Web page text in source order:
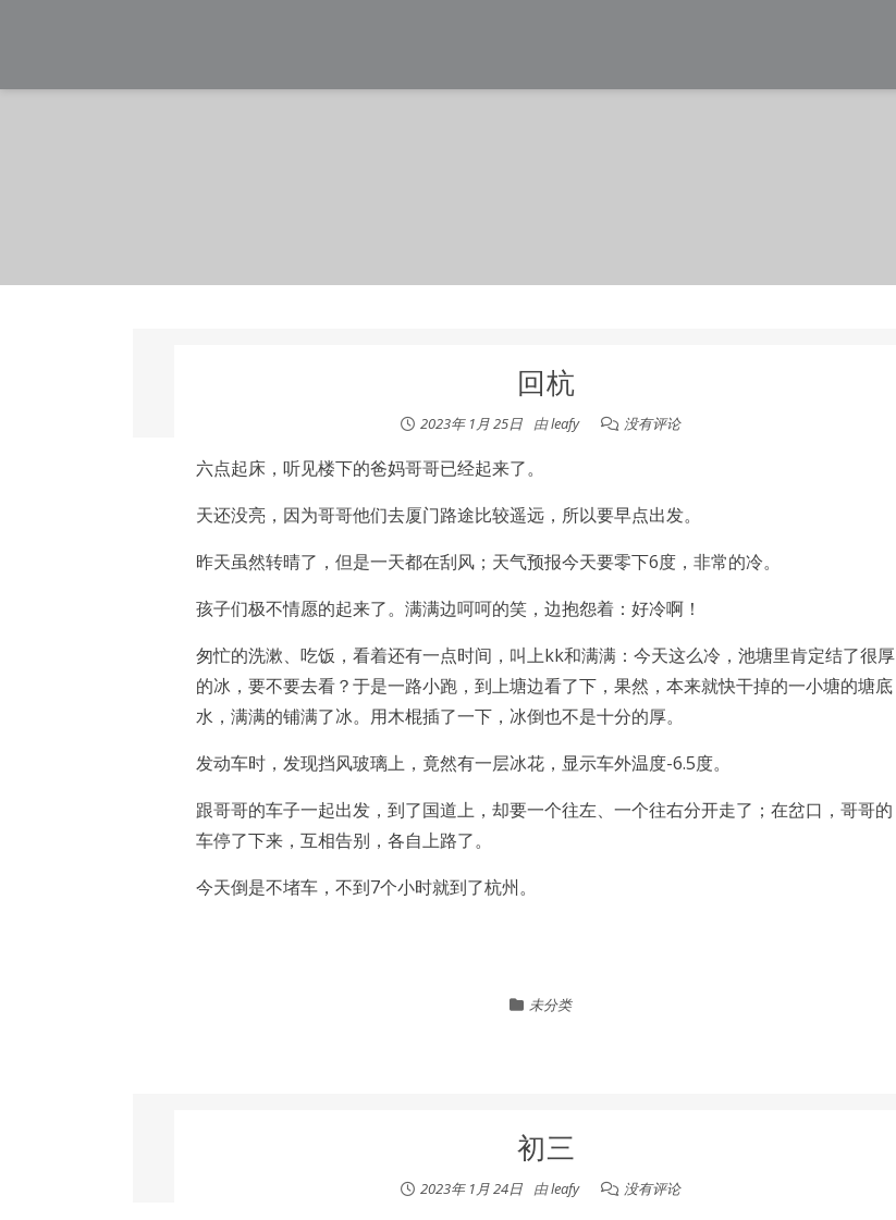
回杭
2023年 1月 25日 由leafy 没有评论
六点起床，听见楼下的爸妈哥哥已经起来了。
天还没亮，因为哥哥他们去厦门路途比较遥远，所以要早点出发。
昨天虽然转晴了，但是一天都在刮风；天气预报今天要零下6度，非常的冷。
孩子们极不情愿的起来了。满满边呵呵的笑，边抱怨着：好冷啊！
匆忙的洗漱、吃饭，看着还有一点时间，叫上kk和满满：今天这么冷，池塘里肯定结了很厚
的冰，要不要去看？于是一路小跑，到上塘边看了下，果然，本来就快干掉的一小塘的塘底
水，满满的铺满了冰。用木棍插了一下，冰倒也不是十分的厚。
发动车时，发现挡风玻璃上，竟然有一层冰花，显示车外温度-6.5度。
跟哥哥的车子一起出发，到了国道上，却要一个往左、一个往右分开走了；在岔口，哥哥的
车停了下来，互相告别，各自上路了。
今天倒是不堵车，不到7个小时就到了杭州。
未分类
初三
2023年 1月 24日 由leafy 没有评论